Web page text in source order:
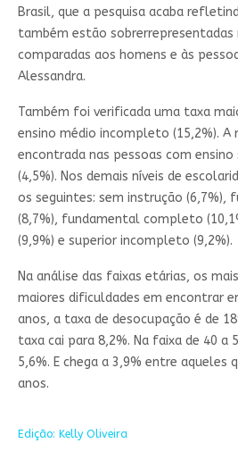
Brasil, que a pesquisa acaba
também estão sobrerrepresentadas
comparadas aos homens e às
Alessandra.
Também foi verificada uma taxa
ensino médio incompleto (15,2%).
encontrada nas pessoas com
(4,5%). Nos demais níveis de
os seguintes: sem instrução
(8,7%), fundamental completo
(9,9%) e superior incompleto (9,2%).
Na análise das faixas etárias, os
maiores dificuldades em encontrar
anos, a taxa de desocupação é de
taxa cai para 8,2%. Na faixa de 40 a
5,6%. E chega a 3,9% entre aqueles
anos.
Edição: Kelly Oliveira